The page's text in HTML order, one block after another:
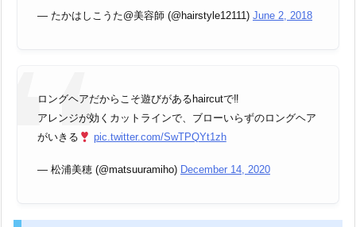
— たかはしこうた@美容師 (@hairstyle12111) June 2, 2018
ロングヘアだからこそ遊びがあるhaircutで‼︎
アレンジが効くカットラインで、ブローいらずのロングヘア
がいきる
pic.twitter.com/SwTPQYt1zh
— 松浦美穂 (@matsuuramiho) December 14, 2020